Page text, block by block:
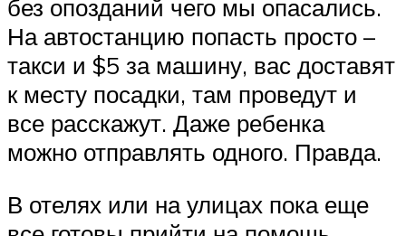
без опозданий чего мы опасались.
На автостанцию попасть просто –
такси и $5 за машину, вас доставят
к месту посадки, там проведут и
все расскажут. Даже ребенка
можно отправлять одного. Правда.
В отелях или на улицах пока еще